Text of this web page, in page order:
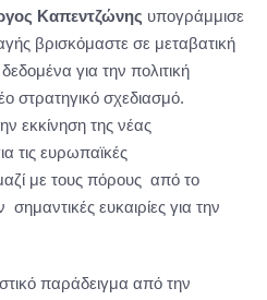
Καπεντζώνης υπογράμμισε
βρισκόμαστε σε μεταβατική
για την πολιτική
στρατηγικό σχεδιασμό.
εκκίνηση της νέας
τις ευρωπαϊκές
με τους πόρους από το
ευκαιρίες για την
παράδειγμα από την